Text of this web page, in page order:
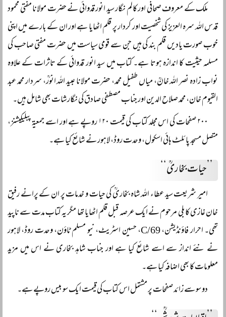
ملک کے معروف صحافی اور کالم نگار سید انور قدوائی نے حضرت مولانا مفتی محمود
قدس اللہ سرہ العزیز کی شخصیت اور کردار پر قلم اٹھایا ہے اور ان کے بارے میں اپنی
خوب صورت یادیں قلم بند کی ہیں جن سے قومی سیاست میں حضرت مفتی صاحب کی
مسلمہ حیثیت کا اندازہ ہوتا ہے۔ کتاب میں سید انور قدوائی کے تاثرات کے علاوہ
نواب زادہ نصر اللہ خانؒ، میاں طفیل محمد، حضرت مولانا عبید اللہ انورؒ، سردار محمد عبد
القیوم خان، محمد صلاح الدین اور جناب مصطفی صادق کی نگارشات بھی شامل ہیں۔
۲۰۰ صفحات کی اس مجلد کتاب کی قیمت ۱۲۰ روپے ہے اور اسے جمعیۃ پبلیکیشنز،
متصل مسجد پائلٹ ہائی اسکول، وحدت روڈ، لاہور نے شائع کیا ہے۔
’’حیات بخاریؒ‘‘
امیر شریعت سید عطاء اللہ شاہ بخاریؒ کی حیات و خدمات پر ان کے پرانے رفیق
خان غازی کابلی مرحوم نے ایک عرصہ قبل قلم اٹھایا تھا مگر یہ کتاب مدت سے ناپید
تھی۔ احرار فاؤنڈیشن، 69/C، حسین اسٹریٹ، نیو مسلم ٹاؤن، وحدت روڈ، لاہور
نے نئے انداز سے اسے شائع کیا ہے اور جناب شاہد بخاری نے اس میں مزید
معلومات کا بھی اضافہ کیا ہے۔
دو سو سے زائد صفحات پر مشتمل اس کتاب کی قیمت ایک سو بیس روپے ہے۔